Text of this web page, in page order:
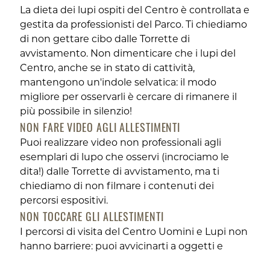
La dieta dei lupi ospiti del Centro è controllata e
gestita da professionisti del Parco. Ti chiediamo
di non gettare cibo dalle Torrette di
avvistamento. Non dimenticare che i lupi del
Centro, anche se in stato di cattività,
mantengono un'indole selvatica: il modo
migliore per osservarli è cercare di rimanere il
più possibile in silenzio!
NON FARE VIDEO AGLI ALLESTIMENTI
Puoi realizzare video non professionali agli
esemplari di lupo che osservi (incrociamo le
dita!) dalle Torrette di avvistamento, ma ti
chiediamo di non filmare i contenuti dei
percorsi espositivi.
NON TOCCARE GLI ALLESTIMENTI
I percorsi di visita del Centro Uomini e Lupi non
hanno barriere: puoi avvicinarti a oggetti e